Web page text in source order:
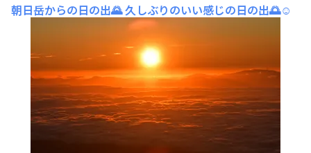
朝日岳からの日の出🌄久しぶりのいい感じの日の出🌅☺️